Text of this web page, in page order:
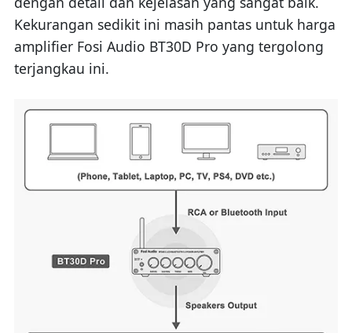
Kekurangan sedikit ini masih pantas untuk harga
amplifier Fosi Audio BT30D Pro yang tergolong
terjangkau ini.